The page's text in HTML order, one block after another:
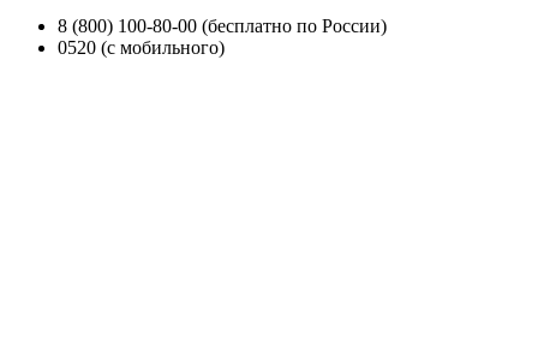
8 (800) 100-80-00 (бесплатно по России)
0520 (с мобильного)